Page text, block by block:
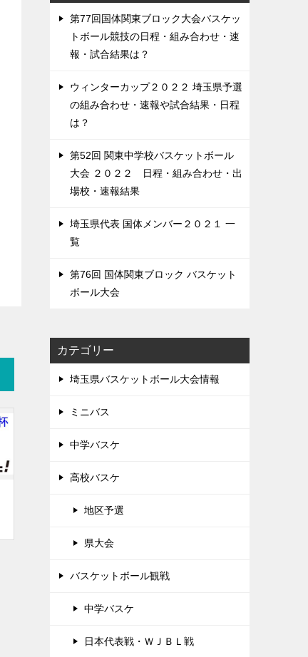
第77回国体関東ブロック大会バスケッ
トボール競技の日程・組み合わせ・速
報・試合結果は？
ウィンターカップ２０２２ 埼玉県予選
の組み合わせ・速報や試合結果・日程
は？
第52回 関東中学校バスケットボール
大会 ２０２２ 日程・組み合わせ・出
場校・速報結果
埼玉県代表 国体メンバー２０２１ 一
覧
第76回 国体関東ブロック バスケット
ボール大会
カテゴリー
埼玉県バスケットボール大会情報
ミニバス
中学バスケ
高校バスケ
地区予選
県大会
バスケットボール観戦
中学バスケ
日本代表戦・ＷＪＢＬ戦